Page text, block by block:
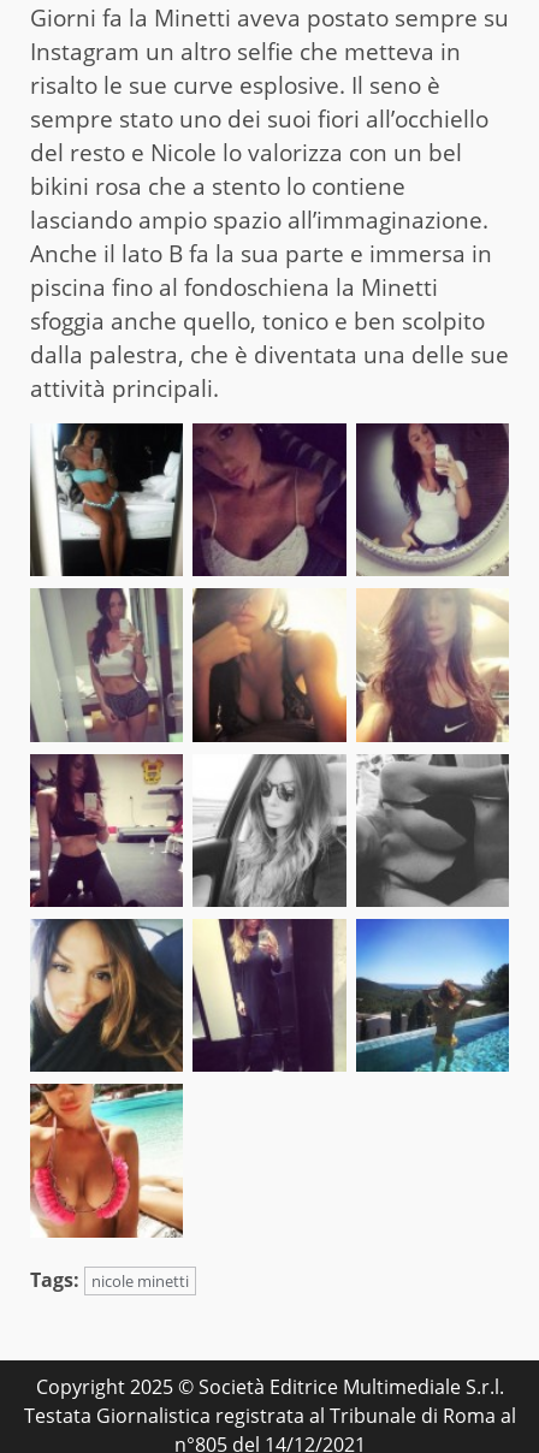
Giorni fa la Minetti aveva postato sempre su
Instagram un altro selfie che metteva in
risalto le sue curve esplosive. Il seno è
sempre stato uno dei suoi fiori all’occhiello
del resto e Nicole lo valorizza con un bel
bikini rosa che a stento lo contiene
lasciando ampio spazio all’immaginazione.
Anche il lato B fa la sua parte e immersa in
piscina fino al fondoschiena la Minetti
sfoggia anche quello, tonico e ben scolpito
dalla palestra, che è diventata una delle sue
attività principali.
Tags: nicole minetti
Copyright 2025 © Società Editrice Multimediale S.r.l.
Testata Giornalistica registrata al Tribunale di Roma al
n°805 del 14/12/2021